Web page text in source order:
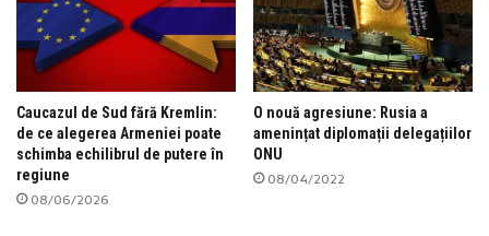
Caucazul de Sud fără Kremlin:
de ce alegerea Armeniei poate
schimba echilibrul de putere în
regiune
08/06/2026
O nouă agresiune: Rusia a
amenințat diplomații delegațiilor
ONU
08/04/2022